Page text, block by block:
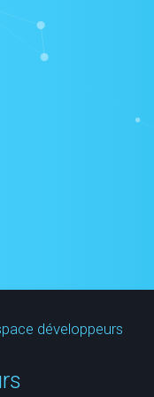
développeurs